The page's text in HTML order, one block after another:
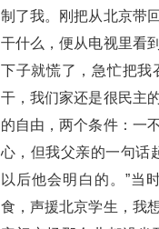
制了我。刚把从北京带
干什么，便从电视里看
下子就慌了，急忙把我
干，我们家还是很民主
的自由，两个条件：一
心，但我父亲的一句话
以后他会明白的。”当
食，声援北京学生，我